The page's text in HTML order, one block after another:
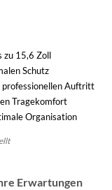
zu 15,6 Zoll
Schutz
professionellen Auftritt
Tragekomfort
Organisation
Erwartungen